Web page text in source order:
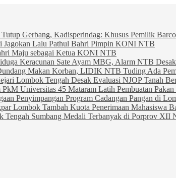
Gerbang, Kadisperindag: Khusus Pemilik
Jagokan Lalu Pathul Bahri Pimpin KONI NTB
Maju sebagai Ketua KONI NTB
Keracunan Sate Ayam MBG, Alarm NTB
Makan Korban, LIDIK NTB Tuding Ada
Lombok Tengah Desak Evaluasi NJOP Tanah
Universitas 45 Mataram Latih Pembuatan
Penyimpangan Program Cadangan Pangan di
Lombok Tambah Kuota Penerimaan Mahasiswa
Tengah Sumbang Medali Terbanyak di Porprov XII